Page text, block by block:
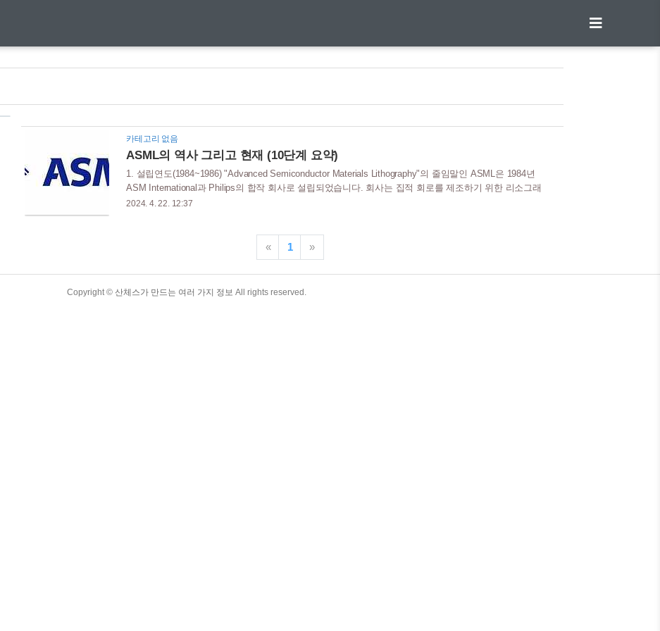
카테고리 없음
ASML의 역사 그리고 현재 (10단계 요약)
1. 설립연도(1984~1986) "Advanced Semiconductor Materials Lithography"의 줄임말인 ASML은 1984년
ASM International과 Philips의 합작 회사로 설립되었습니다. 회사는 집적 회로를 제조하기 위한 리소그래
피 장비를 개발하는 것을 목표로 했습니다. 1986년, ASML은 최초의 프로토타입 리소그래피 시스템을 생
술을 정교화하고 제품 포트폴리오를 확장해 왔습니다. 3. 실리콘밸리그룹 인수(2001년) ASML은 2001년 ..
2024. 4. 22. 12:37
« 1 »
Copyright © 산체스가 만드는 여러 가지 정보 All rights reserved.